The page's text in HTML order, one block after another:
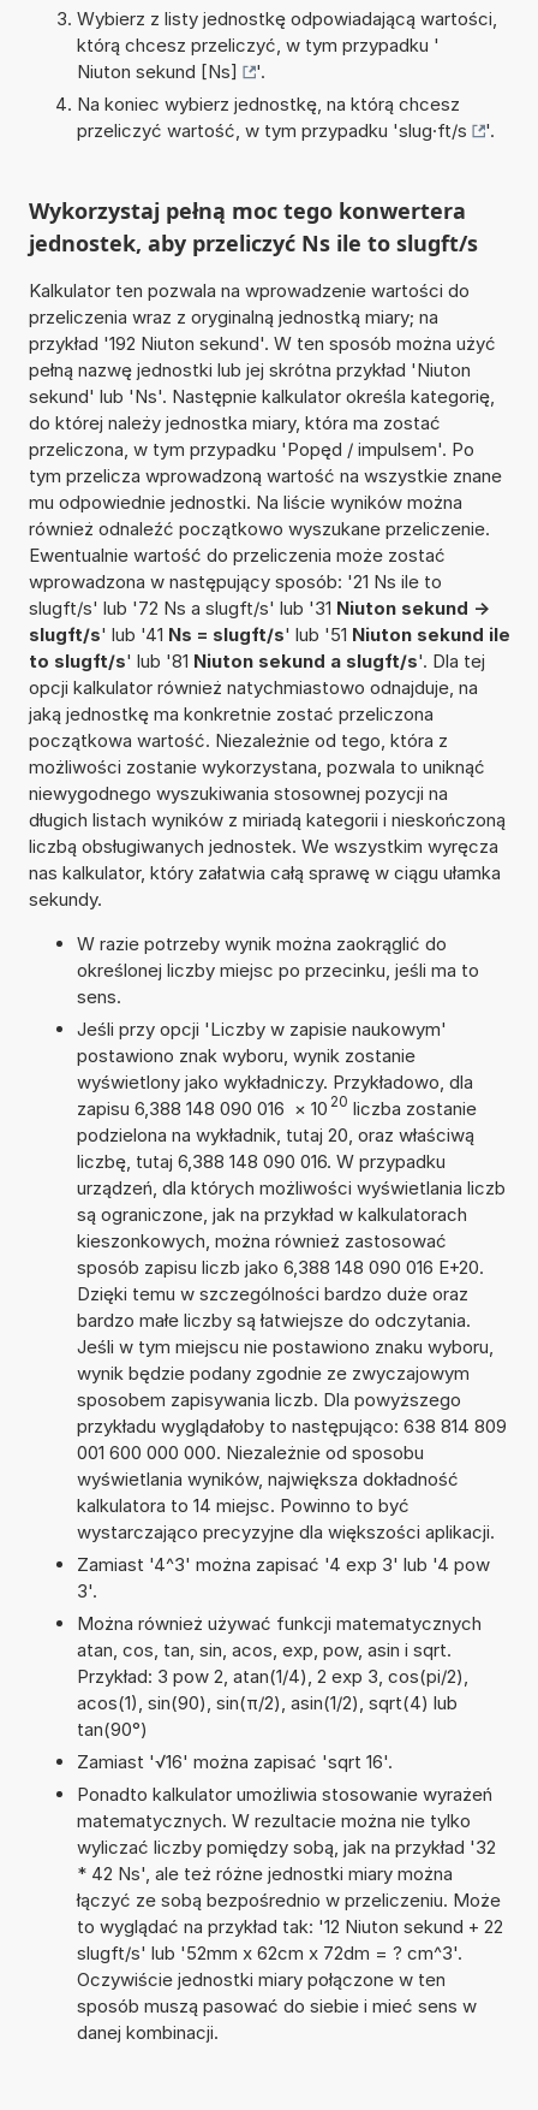
Wybierz z listy jednostkę odpowiadającą wartości,
którą chcesz przeliczyć, w tym przypadku '
Niuton sekund [Ns]
'.
Na koniec wybierz jednostkę, na którą chcesz
przeliczyć wartość, w tym przypadku 'slug·ft/s '.
Wykorzystaj pełną moc tego konwertera
jednostek, aby przeliczyć Ns ile to slugft/s
Kalkulator ten pozwala na wprowadzenie wartości do
przeliczenia wraz z oryginalną jednostką miary; na
przykład '192 Niuton sekund'. W ten sposób można użyć
pełną nazwę jednostki lub jej skrótna przykład 'Niuton
sekund' lub 'Ns'. Następnie kalkulator określa kategorię,
do której należy jednostka miary, która ma zostać
przeliczona, w tym przypadku 'Popęd / impulsem'. Po
tym przelicza wprowadzoną wartość na wszystkie znane
mu odpowiednie jednostki. Na liście wyników można
również odnaleźć początkowo wyszukane przeliczenie.
Ewentualnie wartość do przeliczenia może zostać
wprowadzona w następujący sposób: '21 Ns ile to
slugft/s' lub '72 Ns a slugft/s' lub '31 Niuton sekund ->
slugft/s' lub '41 Ns = slugft/s' lub '51 Niuton sekund ile
to slugft/s' lub '81 Niuton sekund a slugft/s'. Dla tej
opcji kalkulator również natychmiastowo odnajduje, na
jaką jednostkę ma konkretnie zostać przeliczona
początkowa wartość. Niezależnie od tego, która z
możliwości zostanie wykorzystana, pozwala to uniknąć
niewygodnego wyszukiwania stosownej pozycji na
długich listach wyników z miriadą kategorii i nieskończoną
liczbą obsługiwanych jednostek. We wszystkim wyręcza
nas kalkulator, który załatwia całą sprawę w ciągu ułamka
sekundy.
W razie potrzeby wynik można zaokrąglić do
określonej liczby miejsc po przecinku, jeśli ma to
sens.
Jeśli przy opcji 'Liczby w zapisie naukowym'
postawiono znak wyboru, wynik zostanie
wyświetlony jako wykładniczy. Przykładowo, dla
zapisu 6,388 148 090 016 × 10 20 liczba zostanie
podzielona na wykładnik, tutaj 20, oraz właściwą
liczbę, tutaj 6,388 148 090 016. W przypadku
urządzeń, dla których możliwości wyświetlania liczb
są ograniczone, jak na przykład w kalkulatorach
kieszonkowych, można również zastosować
sposób zapisu liczb jako 6,388 148 090 016 E+20.
Dzięki temu w szczególności bardzo duże oraz
bardzo małe liczby są łatwiejsze do odczytania.
Jeśli w tym miejscu nie postawiono znaku wyboru,
wynik będzie podany zgodnie ze zwyczajowym
sposobem zapisywania liczb. Dla powyższego
przykładu wyglądałoby to następująco: 638 814 809
001 600 000 000. Niezależnie od sposobu
wyświetlania wyników, największa dokładność
kalkulatora to 14 miejsc. Powinno to być
wystarczająco precyzyjne dla większości aplikacji.
Zamiast '4^3' można zapisać '4 exp 3' lub '4 pow
3'.
Można również używać funkcji matematycznych
atan, cos, tan, sin, acos, exp, pow, asin i sqrt.
Przykład: 3 pow 2, atan(1/4), 2 exp 3, cos(pi/2),
acos(1), sin(90), sin(π/2), asin(1/2), sqrt(4) lub
tan(90°)
Zamiast '√16' można zapisać 'sqrt 16'.
Ponadto kalkulator umożliwia stosowanie wyrażeń
matematycznych. W rezultacie można nie tylko
wyliczać liczby pomiędzy sobą, jak na przykład '32
* 42 Ns', ale też różne jednostki miary można
łączyć ze sobą bezpośrednio w przeliczeniu. Może
to wyglądać na przykład tak: '12 Niuton sekund + 22
slugft/s' lub '52mm x 62cm x 72dm = ? cm^3'.
Oczywiście jednostki miary połączone w ten
sposób muszą pasować do siebie i mieć sens w
danej kombinacji.